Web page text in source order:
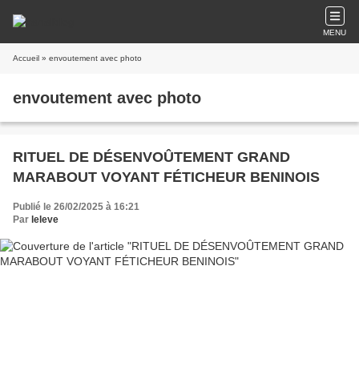
MENU
Accueil » envoutement avec photo
envoutement avec photo
RITUEL DE DÉSENVOÛTEMENT GRAND
MARABOUT VOYANT FÉTICHEUR BENINOIS
Publié le 26/02/2025 à 16:21
Par leleve